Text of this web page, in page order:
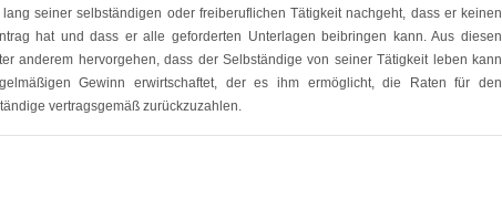
seiner selbständigen oder freiberuflichen Tätigkeit nachgeht, dass er keinen
hat und dass er alle geforderten Unterlagen beibringen kann. Aus diesen
anderem hervorgehen, dass der Selbständige von seiner Tätigkeit leben kann
Gewinn erwirtschaftet, der es ihm ermöglicht, die Raten für den
vertragsgemäß zurückzuzahlen.